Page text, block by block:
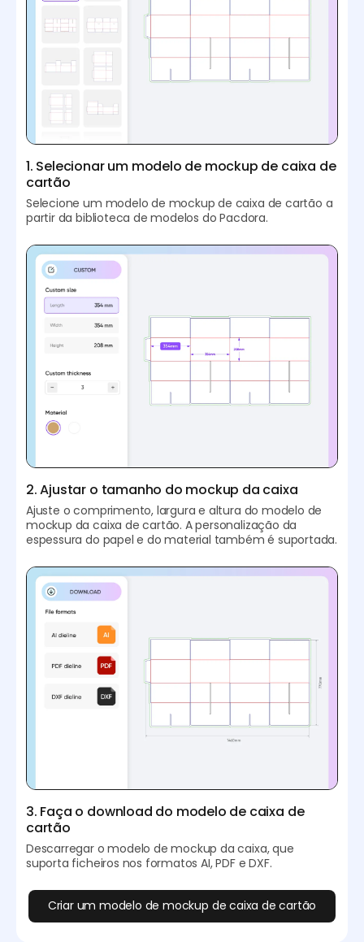
1. Selecionar um modelo de mockup de caixa de
cartão
Selecione um modelo de mockup de caixa de cartão a
partir da biblioteca de modelos do Pacdora.
2. Ajustar o tamanho do mockup da caixa
Ajuste o comprimento, largura e altura do modelo de
mockup da caixa de cartão. A personalização da
espessura do papel e do material também é suportada.
3. Faça o download do modelo de caixa de
cartão
Descarregar o modelo de mockup da caixa, que
suporta ficheiros nos formatos AI, PDF e DXF.
Criar um modelo de mockup de caixa de cartão